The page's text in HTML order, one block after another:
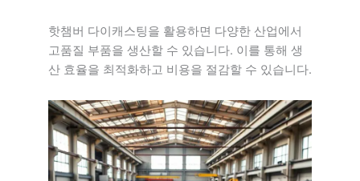
핫챔버 다이캐스팅을 활용하면 다양한 산업에서
고품질 부품을 생산할 수 있습니다. 이를 통해 생
산 효율을 최적화하고 비용을 절감할 수 있습니다.